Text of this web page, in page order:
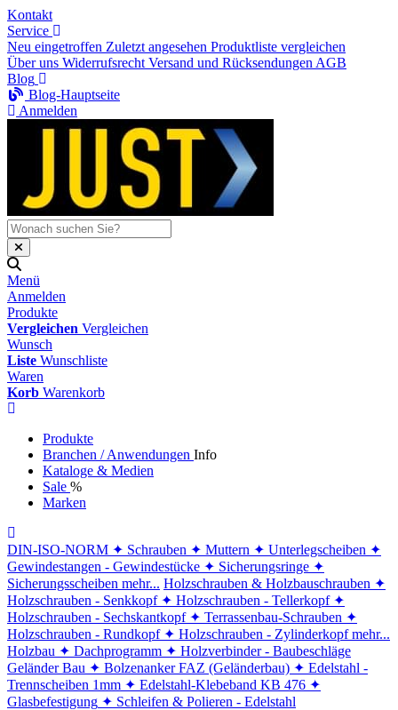
Kontakt
Service
Neu eingetroffen Zuletzt angesehen Produktliste vergleichen
Über uns Widerrufsrecht Versand und Rücksendungen AGB
Blog
Blog-Hauptseite
Anmelden
Menü
Anmelden
Produkte
Vergleichen Vergleichen
Wunsch
Liste Wunschliste
Waren
Korb Warenkorb
Produkte
Branchen / Anwendungen Info
Kataloge & Medien
Sale %
Marken
DIN-ISO-NORM ✦ Schrauben ✦ Muttern ✦ Unterlegscheiben ✦
Gewindestangen - Gewindestücke ✦ Sicherungsringe ✦
Sicherungsscheiben mehr... Holzschrauben & Holzbauschrauben ✦
Holzschrauben - Senkkopf ✦ Holzschrauben - Tellerkopf ✦
Holzschrauben - Sechskantkopf ✦ Terrassenbau-Schrauben ✦
Holzschrauben - Rundkopf ✦ Holzschrauben - Zylinderkopf mehr...
Holzbau ✦ Dachprogramm ✦ Holzverbinder - Baubeschläge
Geländer Bau ✦ Bolzenanker FAZ (Geländerbau) ✦ Edelstahl -
Trennscheiben 1mm ✦ Edelstahl-Klebeband KB 476 ✦
Glasbefestigung ✦ Schleifen & Polieren - Edelstahl